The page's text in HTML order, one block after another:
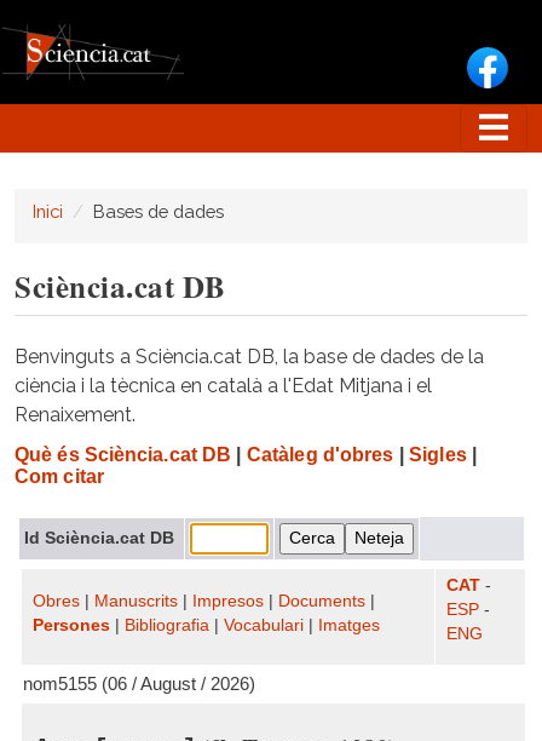
Inici Bases de dades
Sciència.cat DB
Benvinguts a Sciència.cat DB, la base de dades de la
ciència i la tècnica en català a l'Edat Mitjana i el
Renaixement.
Què és Sciència.cat DB Catàleg d'obres Sigles|
Com citar
Id Sciència.cat DB
Obres Manuscrits Impresos Documents
Persones
Bibliografia Vocabulari Imatges
CAT -
ESP -
ENG
nom5155 (06 / August / 2026)